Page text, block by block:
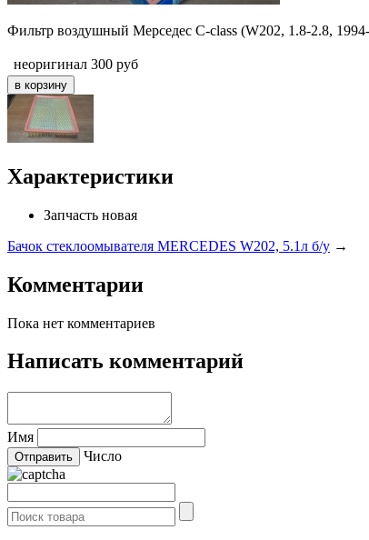
Фильтр воздушный Мерседес С-class (W202, 1.8-2.8,
неоригинал 300 руб
Характеристики
Запчасть новая
Бачок стеклоомывателя MERCEDES W202, 5.1л б/у →
Комментарии
Пока нет комментариев
Написать комментарий
Имя
Число